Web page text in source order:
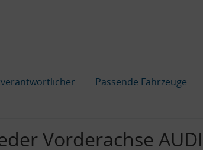
Passende Fahrzeuge
Vorderachse AUDI